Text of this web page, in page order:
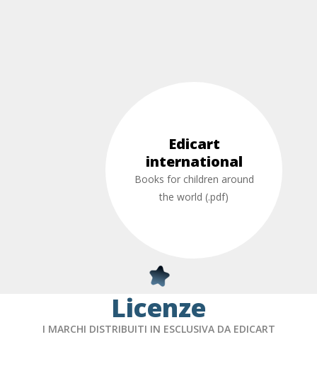
Edicart
international
Books for children around
the world (.pdf)
Licenze
I MARCHI DISTRIBUITI IN ESCLUSIVA DA EDICART